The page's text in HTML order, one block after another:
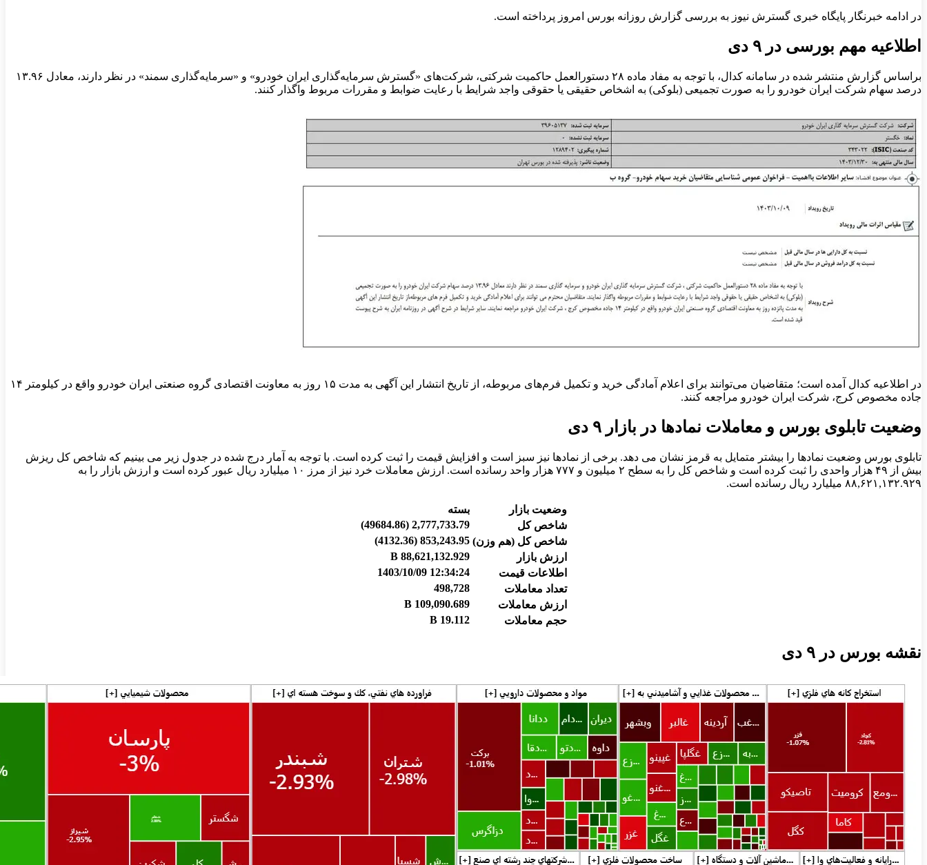
در ادامه خبرنگار پایگاه خبری گسترش نیوز به بررسی گزارش روزانه بورس امروز پرداخته است.
اطلاعیه مهم بورسی در ۹ دی​
براساس گزارش منتشر شده در سامانه کدال، با توجه به مفاد ماده ۲۸ دستورالعمل حاکمیت شرکتی، شرکت‌های «گسترش سرمایه‌گذاری ایران خودرو» و «سرمایه‌گذاری سمند» در نظر دارند، معادل ۱۳.۹۶
درصد سهام شرکت ایران خودرو را به صورت تجمیعی (بلوکی) به اشخاص حقیقی یا حقوقی واجد شرایط با رعایت ضوابط و مقررات مربوط واگذار کنند.
در اطلاعیه کدال آمده است؛ متقاضیان می‌توانند برای اعلام آمادگی خرید و تکمیل فرم‌های مربوطه، از تاریخ انتشار این آگهی به مدت ۱۵ روز به معاونت اقتصادی گروه صنعتی ایران خودرو واقع در کیلومتر ۱۴
جاده مخصوص کرج، شرکت ایران خودرو مراجعه کنند.
وضعیت تابلوی بورس و معاملات نمادها در بازار ۹ دی
تابلوی بورس وضعیت نمادها را بیشتر متمایل به قرمز نشان می دهد. برخی از نمادها نیز سبز است و افزایش قیمت را ثبت کرده است. با توجه به آمار درج شده در جدول زیر می بینیم که شاخص کل ریزش
بیش از ۴۹ هزار واحدی را ثبت کرده است و شاخص کل را به سطح ۲ میلیون و ۷۷۷ هزار واحد رسانده است. ارزش معاملات خرد نیز از مرز ۱۰ میلیارد ریال عبور کرده است و ارزش بازار را به
۸۸,۶۲۱,۱۳۲.۹۲۹ میلیارد ریال رسانده است.
وضعیت بازار
بسته
شاخص کل
2,777,733.79 (49684.86)
شاخص کل (هم وزن) 853,243.95 (4132.36)
ارزش بازار
88,621,132.929 B
اطلاعات قیمت
1403/10/09 12:34:24
تعداد معاملات
498,728
ارزش معاملات
109,090.689 B
حجم معاملات
19.112 B
نقشه بورس در ۹ دی